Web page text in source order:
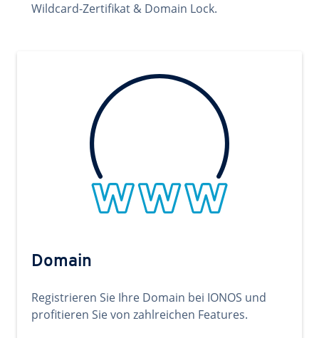
Wildcard-Zertifikat & Domain Lock.
Domain
Registrieren Sie Ihre Domain bei IONOS und
profitieren Sie von zahlreichen Features.